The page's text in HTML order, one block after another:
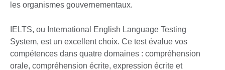
les organismes gouvernementaux.
IELTS, ou International English Language Testing
System, est un excellent choix. Ce test évalue vos
compétences dans quatre domaines : compréhension
orale, compréhension écrite, expression écrite et